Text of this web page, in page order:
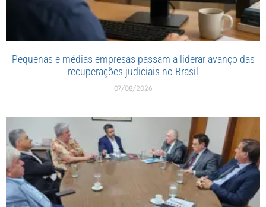
Pequenas e médias empresas passam a liderar avanço das
recuperações judiciais no Brasil
07/08/2026